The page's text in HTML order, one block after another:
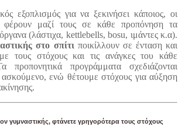
εξοπλισμός για να ξεκινήσει κάποιος, οι
φέρουν μαζί τους σε κάθε προπόνηση τα
(λάστιχα, kettlebells, bosu, ιμάντες κ.α).
στο σπίτι ποικίλλουν σε ένταση και
τους στόχους και τις ανάγκες του κάθε
προπονητικά προγράμματα σχεδιάζονται
ασκούμενο, ενώ θέτουμε στόχους για αύξηση
γυμναστικής, φτάνετε γρηγορότερα τους στόχους